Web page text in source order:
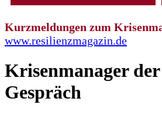
Kurzmeldungen zum
www.resilienzmagazin.de
Krisenmanager
Gespräch